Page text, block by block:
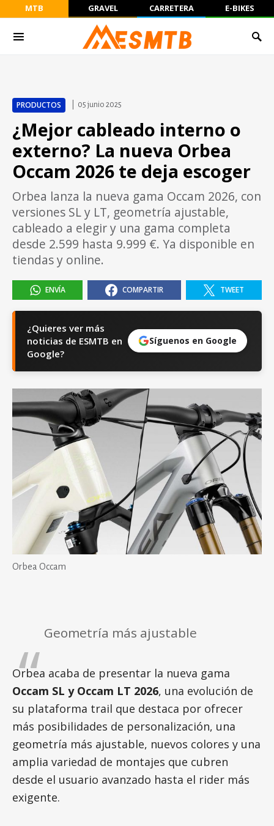
MTB GRAVEL CARRETERA E-BIKES
PRODUCTOS 05 junio 2025
¿Mejor cableado interno o
externo? La nueva Orbea
Occam 2026 te deja escoger
Orbea lanza la nueva gama Occam 2026, con
versiones SL y LT, geometría ajustable,
cableado a elegir y una gama completa
desde 2.599 hasta 9.999 €. Ya disponible en
tiendas y online.
ENVÍA COMPARTIR TWEET
¿Quieres ver más
noticias de ESMTB en
Google?
Síguenos en Google
Orbea Occam
Geometría más ajustable
Orbea acaba de presentar la nueva gama
Occam SL y Occam LT 2026, una evolución de
su plataforma trail que destaca por ofrecer
más posibilidades de personalización, una
geometría más ajustable, nuevos colores y una
amplia variedad de montajes que cubren
desde el usuario avanzado hasta el rider más
exigente.